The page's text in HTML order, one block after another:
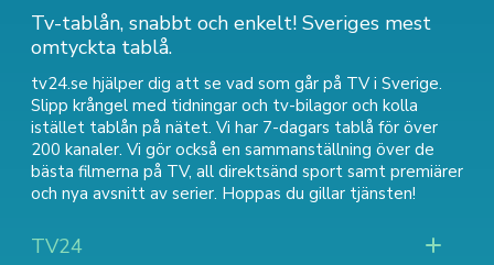
Tv-tablån, snabbt och enkelt! Sveriges mest
omtyckta tablå.
tv24.se hjälper dig att se vad som går på TV i Sverige.
Slipp krångel med tidningar och tv-bilagor och kolla
istället tablån på nätet. Vi har 7-dagars tablå för över
200 kanaler. Vi gör också en sammanställning över de
bästa filmerna på TV, all direktsänd sport samt premiärer
och nya avsnitt av serier. Hoppas du gillar tjänsten!
TV24